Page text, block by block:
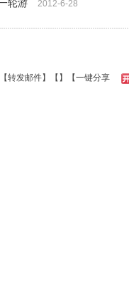
轮游 2012-6-28
转发邮件】【 】 【一键分享